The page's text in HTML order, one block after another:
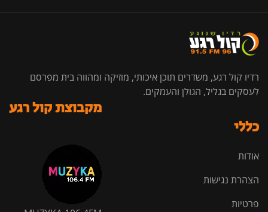
רדיו קול רגע, משדרים תוכן איכותי, מוזיקה ומהווה בית מפרסם
לעסקים בגליל, הגולן והעמקים.
כללי
אודות
הצהרת נגישות
פרטיות
מקבוצת קול רגע